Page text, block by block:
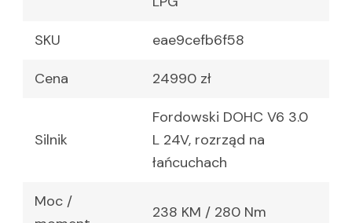
SKU eae9cefb6f58
Cena 24990 zł
Silnik
Fordowski DOHC V6 3.0
L 24V, rozrząd na
łańcuchach
Moc /
238 KM / 280 Nm